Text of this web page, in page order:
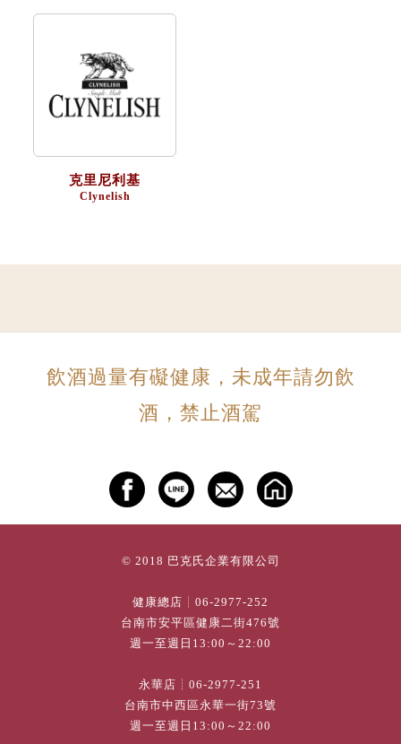
克里尼利基
Clynelish
飲酒過量有礙健康，未成年請勿飲
酒，禁止酒駕
© 2018 巴克氏企業有限公司
健康總店┊ 06-2977-252
台南市安平區健康二街476號
週一至週日13:00～22:00
永華店┊ 06-2977-251
台南市中西區永華一街73號
週一至週日13:00～22:00